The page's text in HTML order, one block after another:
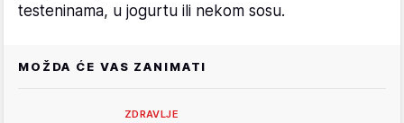
testeninama, u jogurtu ili nekom sosu.
MOŽDA ĆE VAS ZANIMATI
ZDRAVLJE